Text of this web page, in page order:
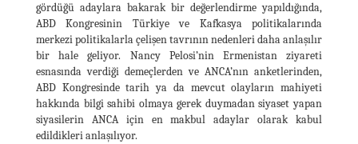
gördüğü adaylara bakarak bir değerlendirme yapıldığında,
ABD Kongresinin Türkiye ve Kafkasya politikalarında
merkezi politikalarla çelişen tavrının nedenleri daha anlaşılır
bir hale geliyor. Nancy Pelosi’nin Ermenistan ziyareti
esnasında verdiği demeçlerden ve ANCA’nın anketlerinden,
ABD Kongresinde tarih ya da mevcut olayların mahiyeti
hakkında bilgi sahibi olmaya gerek duymadan siyaset yapan
siyasilerin ANCA için en makbul adaylar olarak kabul
edildikleri anlaşılıyor.